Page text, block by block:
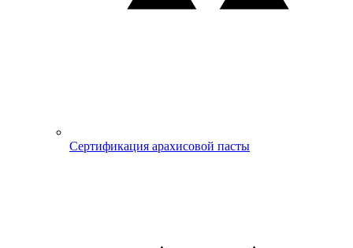
Сертификация арахисовой пасты